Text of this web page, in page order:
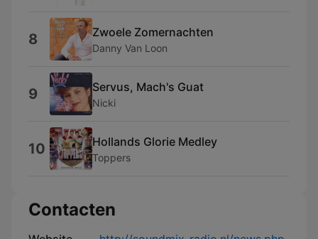
8 Zwoele Zomernachten
Danny Van Loon
9 Servus, Mach's Guat
Nicki
10 Hollands Glorie Medley
Toppers
Contacten